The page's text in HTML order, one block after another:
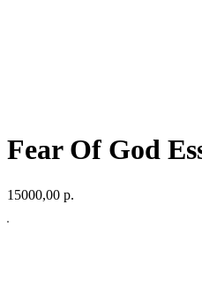
Fear Of God
15000,00 р.